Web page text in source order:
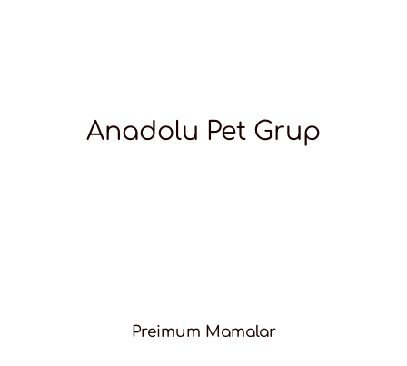
Anadolu Pet Grup
Preimum Mamalar